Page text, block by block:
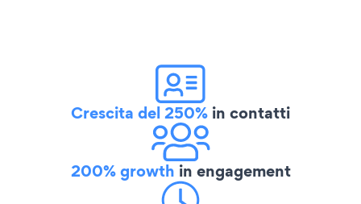
Crescita del 250% in contatti
200% growth in engagement